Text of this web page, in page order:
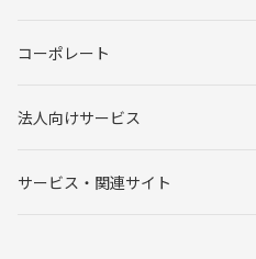
コーポレート
法人向けサービス
サービス・関連サイト